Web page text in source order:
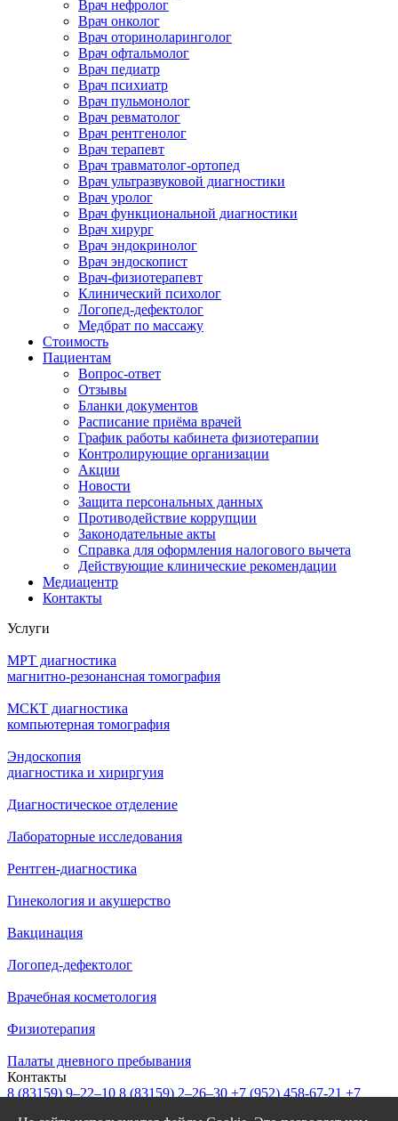
Врач нефролог
Врач онколог
Врач оториноларинголог
Врач офтальмолог
Врач педиатр
Врач психиатр
Врач пульмонолог
Врач ревматолог
Врач рентгенолог
Врач терапевт
Врач травматолог-ортопед
Врач ультразвуковой диагностики
Врач уролог
Врач функциональной диагностики
Врач хирург
Врач эндокринолог
Врач эндоскопист
Врач-физиотерапевт
Клинический психолог
Логопед-дефектолог
Медбрат по массажу
Стоимость
Пациентам
Вопрос-ответ
Отзывы
Бланки документов
Расписание приёма врачей
График работы кабинета физиотерапии
Контролирующие организации
Акции
Новости
Защита персональных данных
Противодействие коррупции
Законодательные акты
Справка для оформления налогового вычета
Действующие клинические рекомендации
Медиацентр
Контакты
Услуги
МРТ диагностика
магнитно-резонансная томография
МСКТ диагностика
компьютерная томография
Эндоскопия
диагностика и хириргуия
Диагностическое отделение
Лабораторные исследования
Рентген-диагностика
Гинекология и акушерство
Вакцинация
Логопед-дефектолог
Врачебная косметология
Физиотерапия
Палаты дневного пребывания
Контакты
8 (83159) 9–22–10 8 (83159) 2–26–30 +7 (952) 458-67-21 +7